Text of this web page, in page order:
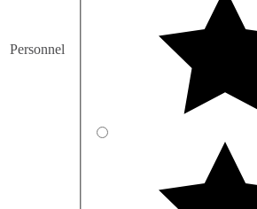
Personnel